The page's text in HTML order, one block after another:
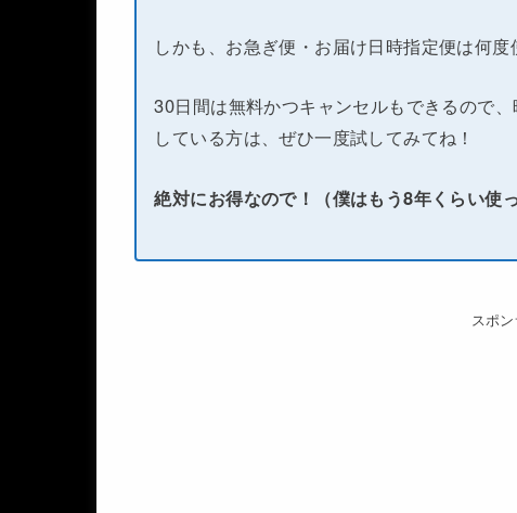
しかも、お急ぎ便・お届け日時指定便は何
30日間は無料かつキャンセルもできるので
している方は、ぜひ一度試してみてね！
絶対にお得なので！（僕はもう8年くらい使
スポ